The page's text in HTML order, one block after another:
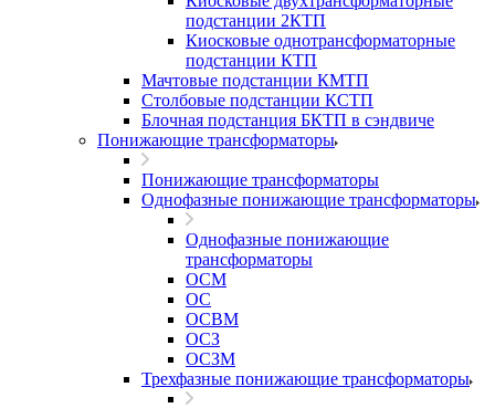
подстанции 2КТП
Киосковые однотрансформаторные
подстанции КТП
Мачтовые подстанции КМТП
Столбовые подстанции КСТП
Блочная подстанция БКТП в сэндвиче
Понижающие трансформаторы
Понижающие трансформаторы
Однофазные понижающие трансформаторы
Однофазные понижающие
трансформаторы
ОСМ
ОС
ОСВМ
ОСЗ
ОСЗМ
Трехфазные понижающие трансформаторы